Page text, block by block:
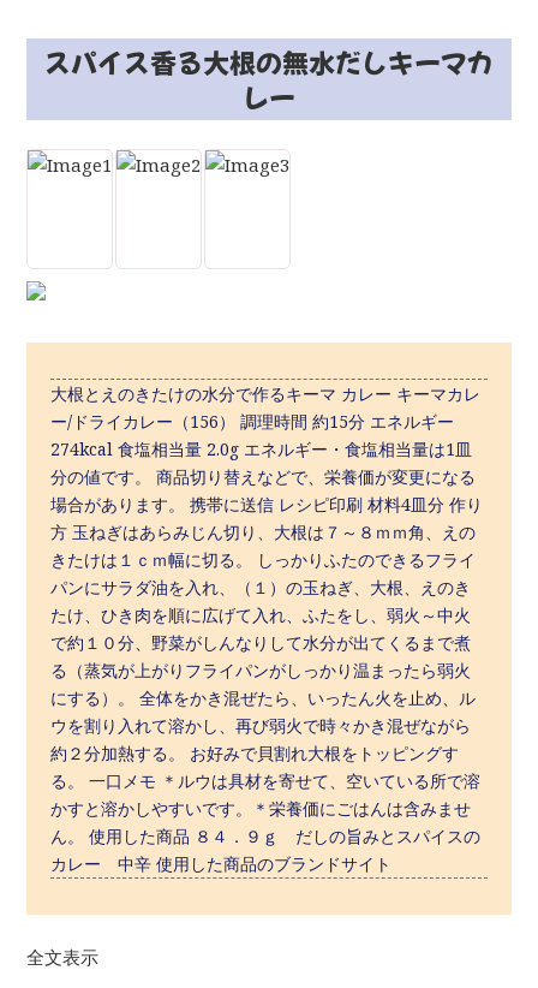
スパイス香る大根の無水だしキーマカ
レー
大根とえのきたけの水分で作るキーマ カレー キーマカレ
ー/ドライカレー（156） 調理時間 約15分 エネルギー
274kcal 食塩相当量 2.0g エネルギー・食塩相当量は1皿
分の値です。 商品切り替えなどで、栄養価が変更になる
場合があります。 携帯に送信 レシピ印刷 材料4皿分 作り
方 玉ねぎはあらみじん切り、大根は７～８ｍｍ角、えの
きたけは１ｃｍ幅に切る。 しっかりふたのできるフライ
パンにサラダ油を入れ、（１）の玉ねぎ、大根、えのき
たけ、ひき肉を順に広げて入れ、ふたをし、弱火～中火
で約１０分、野菜がしんなりして水分が出てくるまで煮
る（蒸気が上がりフライパンがしっかり温まったら弱火
にする）。 全体をかき混ぜたら、いったん火を止め、ル
ウを割り入れて溶かし、再び弱火で時々かき混ぜながら
約２分加熱する。 お好みで貝割れ大根をトッピングす
る。 一口メモ ＊ルウは具材を寄せて、空いている所で溶
かすと溶かしやすいです。＊栄養価にごはんは含みませ
ん。 使用した商品 ８４．９ｇ だしの旨みとスパイスの
カレー 中辛 使用した商品のブランドサイト
全文表示